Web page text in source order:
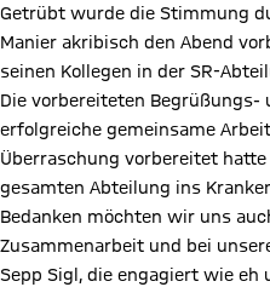
Getrübt wurde die Stimmung
Manier akribisch den Abend
seinen Kollegen in der SR-
Die vorbereiteten
erfolgreiche gemeinsame
Überraschung vorbereitet
gesamten Abteilung ins
Bedanken möchten wir uns
Zusammenarbeit und bei
Sepp Sigl, die engagiert wie eh